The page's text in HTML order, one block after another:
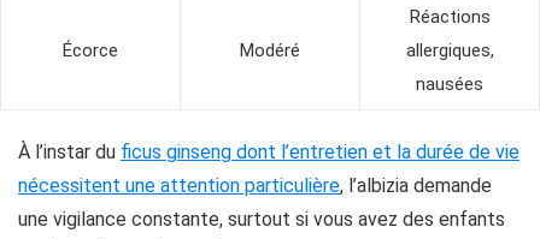
Écorce Modéré
Réactions
allergiques,
nausées
À l’instar du ficus ginseng dont l’entretien et la durée de vie
nécessitent une attention particulière, l’albizia demande
une vigilance constante, surtout si vous avez des enfants